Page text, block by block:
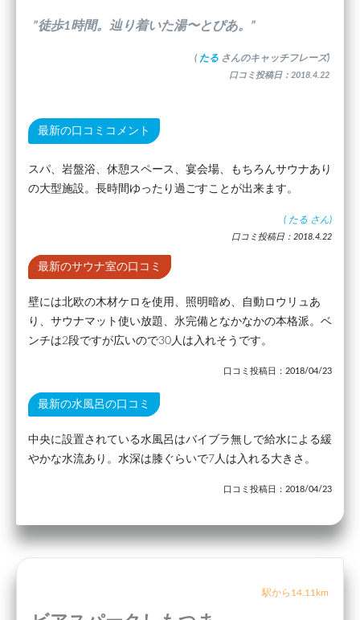
”徒歩1時間。辿り着いた湯〜とぴあ。”
( たる さんのキャッチフレーズ)
口コミ投稿日：2018.4.22
最新の口コミコメント
スパ、岩盤浴、休憩スペース、宴会場、もちろんサウナあり
の大型施設。長時間ゆったり過ごすことが出来ます。
( たる さん)
口コミ投稿日：2018.4.22
最新のサウナ室の口コミ
壁には北欧の木材ケロを使用、照明暗め、自動ロウリュあ
り、サウナマット使い放題、氷完備となかなかの本格派。ベ
ンチは2段ですが広いので30人は入れそうです。
口コミ投稿日：2018/04/23
最新の水風呂の口コミ
中央に設置されている水風呂はバイブラ無しで給水による緩
やかな水流あり。水深は膝ぐらいで7人は入れる大きさ。
口コミ投稿日：2018/04/23
駅から14.11km